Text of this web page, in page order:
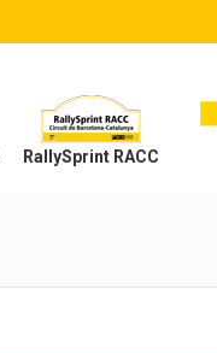
RallySprint RACC